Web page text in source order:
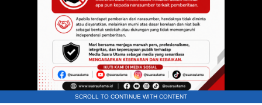
SCROLL TO CONTINUE WITH CONTENT